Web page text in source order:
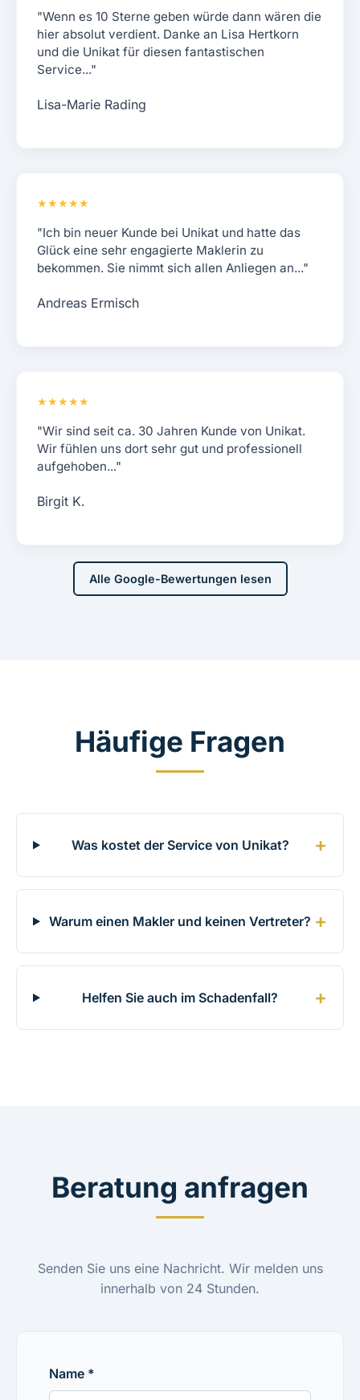
"Wenn es 10 Sterne geben würde dann wären die
hier absolut verdient. Danke an Lisa Hertkorn
und die Unikat für diesen fantastischen
Service..."
Lisa-Marie Rading
★★★★★
"Ich bin neuer Kunde bei Unikat und hatte das
Glück eine sehr engagierte Maklerin zu
bekommen. Sie nimmt sich allen Anliegen an..."
Andreas Ermisch
★★★★★
"Wir sind seit ca. 30 Jahren Kunde von Unikat.
Wir fühlen uns dort sehr gut und professionell
aufgehoben..."
Birgit K.
Alle Google-Bewertungen lesen
Häufige Fragen
Was kostet der Service von Unikat?
Warum einen Makler und keinen Vertreter?
Helfen Sie auch im Schadenfall?
Beratung anfragen
Senden Sie uns eine Nachricht. Wir melden uns
innerhalb von 24 Stunden.
Name *